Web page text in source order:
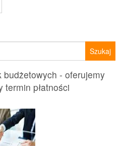
budżetowych - oferujemy
termin płatności